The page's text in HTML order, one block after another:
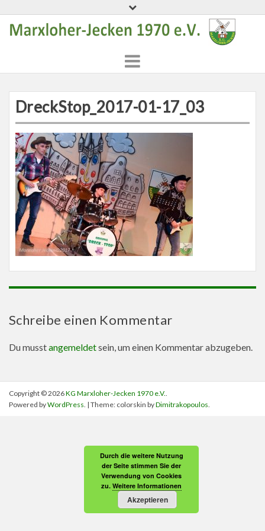
content
DreckStop_2017-01-17_03
Schreibe einen Kommentar
Du musstangemeldetsein, um einen Kommentar abzugeben.
Copyright © 2026KG Marxloher-Jecken 1970 e.V.
Powered byWordPress . | Theme: colorskin byDimitrakopoulos
Durch die weitere Nutzung
der Seite stimmen Sie der
Verwendung von Cookies
zu. Weitere Informationen
Akzeptieren